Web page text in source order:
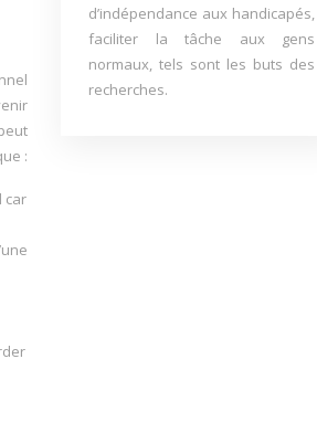
:
car
d’indépendance aux handicapés,
faciliter la tâche aux gens
normaux, tels sont les buts des
recherches.